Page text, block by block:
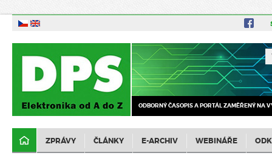
ODBORNÝ ČASOPIS A PORTÁL ZAMĚŘENÝ NA
ZPRÁVY ČLÁNKY E-ARCHIV WEBINÁŘE